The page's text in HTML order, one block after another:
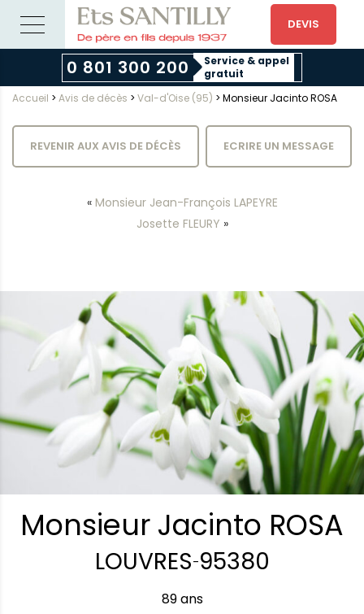
DEVIS
0 801 300 200
Service & appel
gratuit
Accueil > Avis de décès > Val-d'Oise (95) > Monsieur Jacinto ROSA
REVENIR AUX AVIS DE DÉCÈS ECRIRE UN MESSAGE
« Monsieur Jean-François LAPEYRE
Josette FLEURY »
Monsieur Jacinto ROSA
LOUVRES-95380
89 ans